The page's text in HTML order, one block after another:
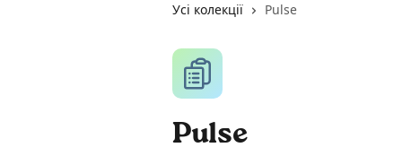
Усі колекції Pulse
Pulse